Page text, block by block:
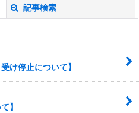
記事検索
込む
け停止について】
】